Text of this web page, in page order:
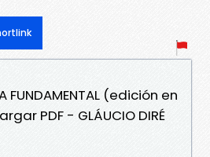
FUNDAMENTAL (edición en
PDF - GLÁUCIO DIRÉ